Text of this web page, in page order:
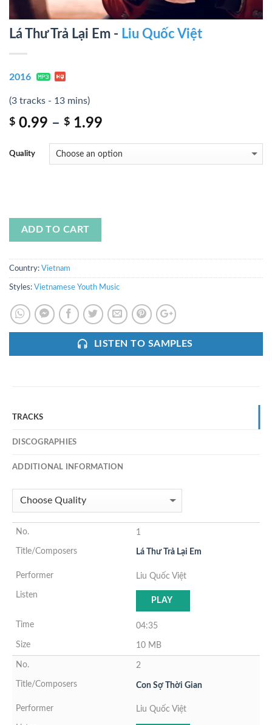
Lá Thư Trả Lại Em - Liu Quốc Việt
2016
(3 tracks - 13 mins)
$ 0.99 – $ 1.99
Quality
ADD TO CART
Country: Vietnam
Styles: Vietnamese Youth Music
LISTEN TO SAMPLES
TRACKS
DISCOGRAPHIES
ADDITIONAL INFORMATION
1
Lá Thư Trả Lại Em
Liu Quốc Việt
PLAY
04:35
10 MB
2
Con Sợ Thời Gian
Liu Quốc Việt